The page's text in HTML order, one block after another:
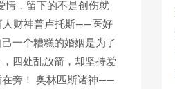
情，留下的不是创伤就
人财神普卢托斯——医好
一个糟糕的婚姻是为了
四处乱放箭，却坚持爱
在旁！ 奥林匹斯诸神——